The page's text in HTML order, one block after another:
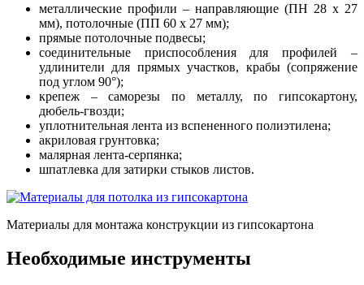
металлические профили – направляющие (ПН 28 х 27
мм), потолочные (ПП 60 х 27 мм);
прямые потолочные подвесы;
соединительные приспособления для профилей –
удлинители для прямых участков, крабы (сопряжение
под углом 90°);
крепеж – саморезы по металлу, по гипсокартону,
дюбель-гвозди;
уплотнительная лента из вспененного полиэтилена;
акриловая грунтовка;
малярная лента-серпянка;
шпатлевка для затирки стыков листов.
Материалы для монтажа конструкции из гипсокартона
Необходимые инструменты